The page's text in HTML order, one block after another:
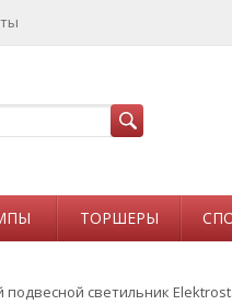
ТОРШЕРЫ
светильник